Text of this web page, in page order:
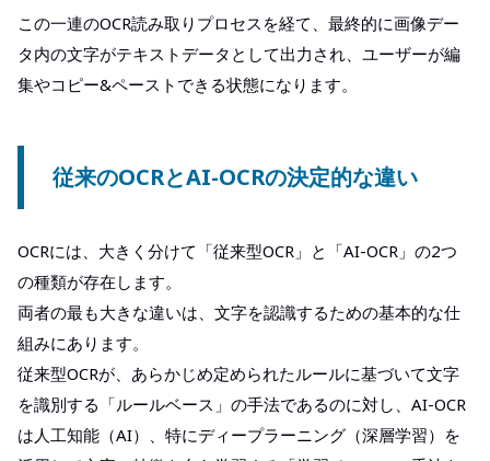
この一連のOCR読み取りプロセスを経て、最終的に画像デー
タ内の文字がテキストデータとして出力され、ユーザーが編
集やコピー&ペーストできる状態になります。
従来のOCRとAI-OCRの決定的な違い
OCRには、大きく分けて「従来型OCR」と「AI-OCR」の2つ
の種類が存在します。
両者の最も大きな違いは、文字を認識するための基本的な仕
組みにあります。
従来型OCRが、あらかじめ定められたルールに基づいて文字
を識別する「ルールベース」の手法であるのに対し、AI-OCR
は人工知能（AI）、特にディープラーニング（深層学習）を